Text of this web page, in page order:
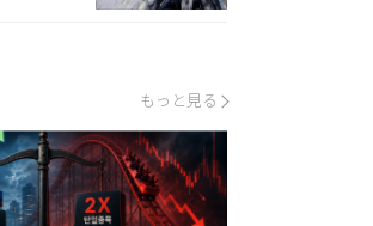
もっと見る